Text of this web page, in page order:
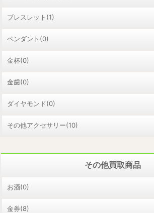
ブレスレット(1)
ペンダント(0)
金杯(0)
金歯(0)
ダイヤモンド(0)
その他アクセサリー(10)
その他買取商品
お酒(0)
金券(8)